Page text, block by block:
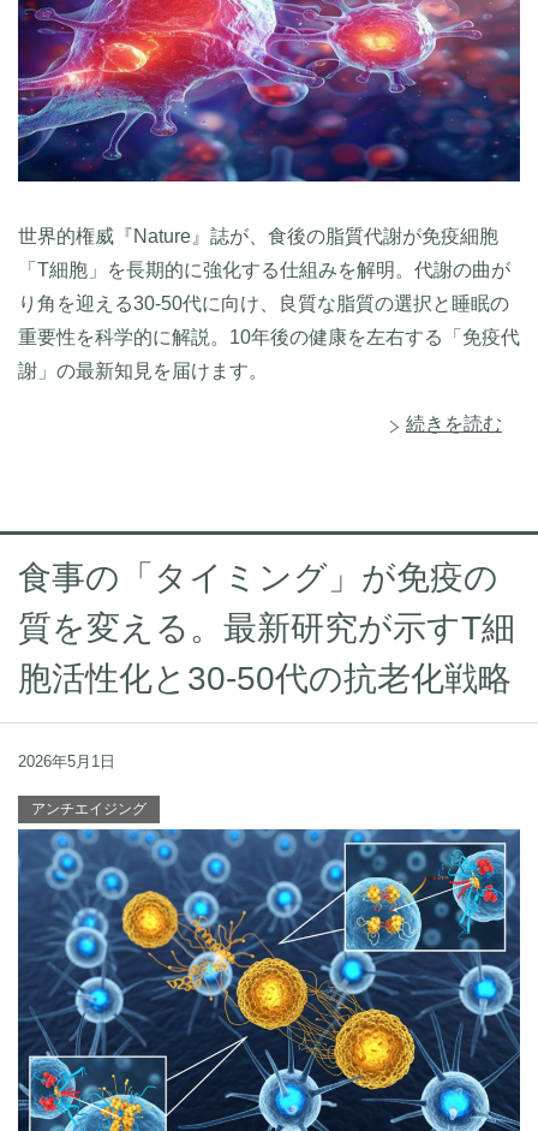
世界的権威『Nature』誌が、食後の脂質代謝が免疫細胞
「T細胞」を長期的に強化する仕組みを解明。代謝の曲が
り角を迎える30-50代に向け、良質な脂質の選択と睡眠の
重要性を科学的に解説。10年後の健康を左右する「免疫代
謝」の最新知見を届けます。
続きを読む
食事の「タイミング」が免疫の
質を変える。最新研究が示すT細
胞活性化と30-50代の抗老化戦略
2026年5月1日
アンチエイジング